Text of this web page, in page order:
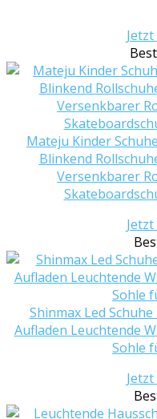
Mateju Kinder
Blinkend
Versenkbarer
Shinmax Led
Aufladen Leuchtende
Sohle